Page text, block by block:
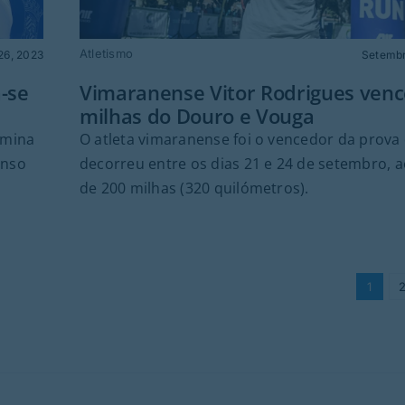
2023
se
Atletismo
Vimaranense Vitor Rodrigues
milhas do Douro e Vouga
O atleta vimaranense foi o vencedor da prova
decorreu entre os dias 21 e 24 de setembro,
de 200 milhas (320 quilómetros).
1